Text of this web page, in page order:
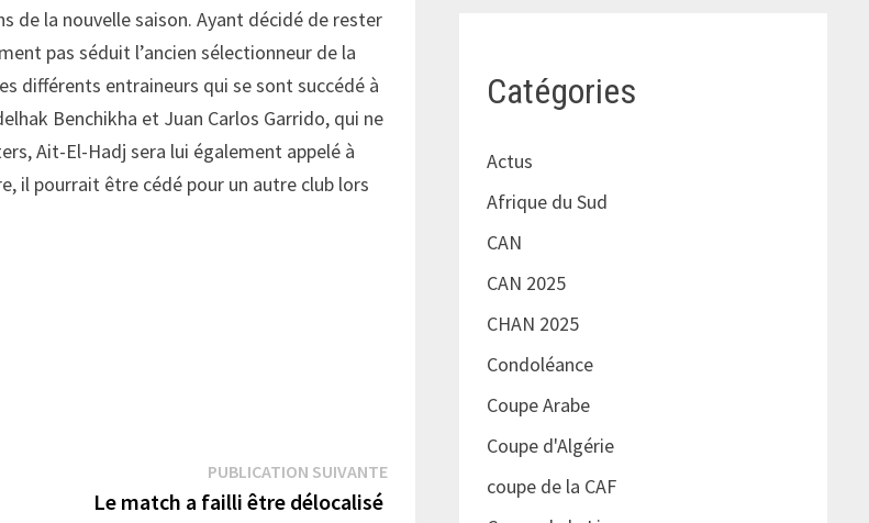
de la nouvelle saison. Ayant décidé de rester
pas séduit l’ancien sélectionneur de la
différents entraineurs qui se sont succédé à
Benchikha et Juan Carlos Garrido, qui ne
Ait-El-Hadj sera lui également appelé à
il pourrait être cédé pour un autre club lors
PUBLICATION SUIVANTEPublication
Le match a failli être délocalisé
Catégories
Actus
Afrique du Sud
CAN
CAN 2025
CHAN 2025
Condoléance
Coupe Arabe
Coupe d'Algérie
coupe de la CAF